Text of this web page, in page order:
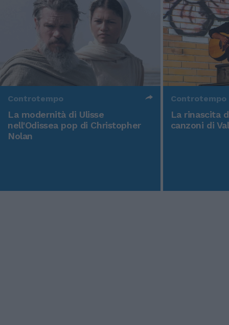
Controtempo
La modernità di Ulisse
nell'Odissea pop di Christopher
Nolan
Controtempo
La rinascita
canzoni di